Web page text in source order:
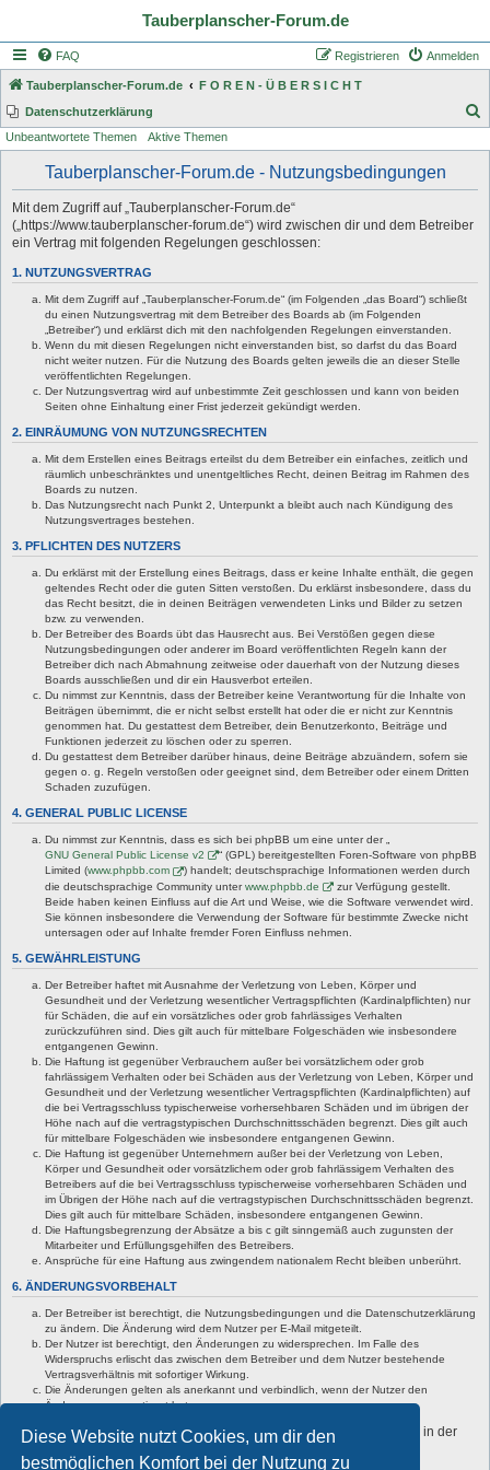
Diese Website nutzt Cookies, um dir den
bestmöglichen Komfort bei der Nutzung zu
Tauberplanscher-Forum.de
FAQ Anmelden
Registrieren
Tauberplanscher-Forum.de
F O R E N - Ü B E R S I C H T
Datenschutzerklärung
Unbeantwortete Themen Aktive Themen
Tauberplanscher-Forum.de - Nutzungsbedingungen
Mit dem Zugriff auf „Tauberplanscher-Forum.de“
(„https://www.tauberplanscher-forum.de“) wird zwischen dir und dem Betreiber
ein Vertrag mit folgenden Regelungen geschlossen:
1. NUTZUNGSVERTRAG
Mit dem Zugriff auf „Tauberplanscher-Forum.de“ (im Folgenden „das Board“) schließt
du einen Nutzungsvertrag mit dem Betreiber des Boards ab (im Folgenden
„Betreiber“) und erklärst dich mit den nachfolgenden Regelungen einverstanden.
Wenn du mit diesen Regelungen nicht einverstanden bist, so darfst du das Board
nicht weiter nutzen. Für die Nutzung des Boards gelten jeweils die an dieser Stelle
veröffentlichten Regelungen.
Der Nutzungsvertrag wird auf unbestimmte Zeit geschlossen und kann von beiden
Seiten ohne Einhaltung einer Frist jederzeit gekündigt werden.
2. EINRÄUMUNG VON NUTZUNGSRECHTEN
Mit dem Erstellen eines Beitrags erteilst du dem Betreiber ein einfaches, zeitlich und
räumlich unbeschränktes und unentgeltliches Recht, deinen Beitrag im Rahmen des
Boards zu nutzen.
Das Nutzungsrecht nach Punkt 2, Unterpunkt a bleibt auch nach Kündigung des
Nutzungsvertrages bestehen.
3. PFLICHTEN DES NUTZERS
Du erklärst mit der Erstellung eines Beitrags, dass er keine Inhalte enthält, die gegen
geltendes Recht oder die guten Sitten verstoßen. Du erklärst insbesondere, dass du
das Recht besitzt, die in deinen Beiträgen verwendeten Links und Bilder zu setzen
bzw. zu verwenden.
Der Betreiber des Boards übt das Hausrecht aus. Bei Verstößen gegen diese
Nutzungsbedingungen oder anderer im Board veröffentlichten Regeln kann der
Betreiber dich nach Abmahnung zeitweise oder dauerhaft von der Nutzung dieses
Boards ausschließen und dir ein Hausverbot erteilen.
Du nimmst zur Kenntnis, dass der Betreiber keine Verantwortung für die Inhalte von
Beiträgen übernimmt, die er nicht selbst erstellt hat oder die er nicht zur Kenntnis
genommen hat. Du gestattest dem Betreiber, dein Benutzerkonto, Beiträge und
Funktionen jederzeit zu löschen oder zu sperren.
Du gestattest dem Betreiber darüber hinaus, deine Beiträge abzuändern, sofern sie
gegen o. g. Regeln verstoßen oder geeignet sind, dem Betreiber oder einem Dritten
Schaden zuzufügen.
4. GENERAL PUBLIC LICENSE
Du nimmst zur Kenntnis, dass es sich bei phpBB um eine unter der „
GNU General Public License v2
“ (GPL) bereitgestellten Foren-Software von phpBB
Limited (www.phpbb.com
) handelt; deutschsprachige Informationen werden durch
die deutschsprachige Community unterwww.phpbb.de
zur Verfügung gestellt.
Beide haben keinen Einfluss auf die Art und Weise, wie die Software verwendet wird.
Sie können insbesondere die Verwendung der Software für bestimmte Zwecke nicht
untersagen oder auf Inhalte fremder Foren Einfluss nehmen.
5. GEWÄHRLEISTUNG
Der Betreiber haftet mit Ausnahme der Verletzung von Leben, Körper und
Gesundheit und der Verletzung wesentlicher Vertragspflichten (Kardinalpflichten) nur
für Schäden, die auf ein vorsätzliches oder grob fahrlässiges Verhalten
zurückzuführen sind. Dies gilt auch für mittelbare Folgeschäden wie insbesondere
entgangenen Gewinn.
Die Haftung ist gegenüber Verbrauchern außer bei vorsätzlichem oder grob
fahrlässigem Verhalten oder bei Schäden aus der Verletzung von Leben, Körper und
Gesundheit und der Verletzung wesentlicher Vertragspflichten (Kardinalpflichten) auf
die bei Vertragsschluss typischerweise vorhersehbaren Schäden und im übrigen der
Höhe nach auf die vertragstypischen Durchschnittsschäden begrenzt. Dies gilt auch
für mittelbare Folgeschäden wie insbesondere entgangenen Gewinn.
Die Haftung ist gegenüber Unternehmern außer bei der Verletzung von Leben,
Körper und Gesundheit oder vorsätzlichem oder grob fahrlässigem Verhalten des
Betreibers auf die bei Vertragsschluss typischerweise vorhersehbaren Schäden und
im Übrigen der Höhe nach auf die vertragstypischen Durchschnittsschäden begrenzt.
Dies gilt auch für mittelbare Schäden, insbesondere entgangenen Gewinn.
Die Haftungsbegrenzung der Absätze a bis c gilt sinngemäß auch zugunsten der
Mitarbeiter und Erfüllungsgehilfen des Betreibers.
Ansprüche für eine Haftung aus zwingendem nationalem Recht bleiben unberührt.
6. ÄNDERUNGSVORBEHALT
Der Betreiber ist berechtigt, die Nutzungsbedingungen und die Datenschutzerklärung
zu ändern. Die Änderung wird dem Nutzer per E-Mail mitgeteilt.
Der Nutzer ist berechtigt, den Änderungen zu widersprechen. Im Falle des
Widerspruchs erlischt das zwischen dem Betreiber und dem Nutzer bestehende
Vertragsverhältnis mit sofortiger Wirkung.
Die Änderungen gelten als anerkannt und verbindlich, wenn der Nutzer den
Änderungen zugestimmt hat.
Informationen über den Umgang mit deinen persönlichen Daten sind in der